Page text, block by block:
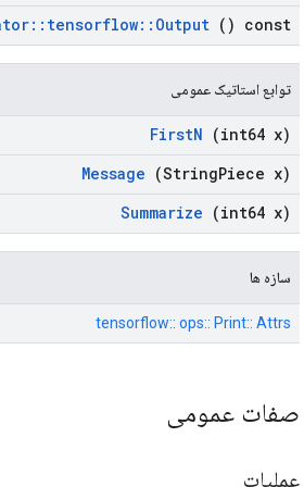
:: tensorflow:: Output () const
توابع استاتیک عمومی
FirstN (int64 x)
Message (StringPiece x)
Summarize (int64 x)
سازه ها
tensorflow:: ops:: Print:: Attrs
صفات عمومی
عملیات